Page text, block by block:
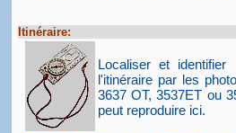
Itinéraire:
Localiser et identifier
l'itinéraire par les
3637 OT, 3537ET ou
peut reproduire ici.